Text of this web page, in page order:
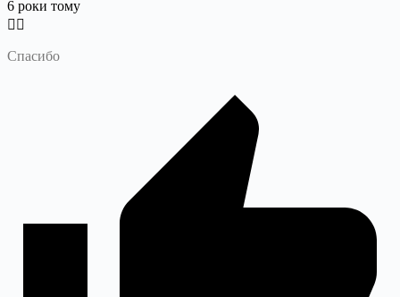
6 роки тому
Спасибо